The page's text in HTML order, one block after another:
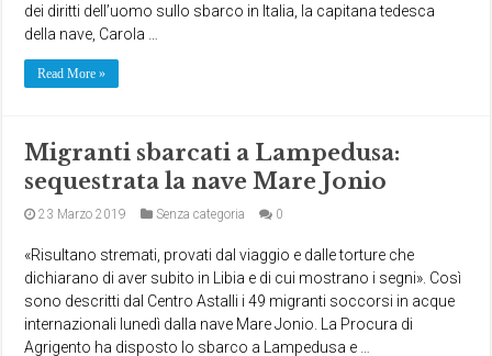
dei diritti dell’uomo sullo sbarco in Italia, la capitana tedesca
della nave, Carola …
Read More »
Migranti sbarcati a Lampedusa:
sequestrata la nave Mare Jonio
23 Marzo 2019 Senza categoria 0
«Risultano stremati, provati dal viaggio e dalle torture che
dichiarano di aver subito in Libia e di cui mostrano i segni». Così
sono descritti dal Centro Astalli i 49 migranti soccorsi in acque
internazionali lunedì dalla nave Mare Jonio. La Procura di
Agrigento ha disposto lo sbarco a Lampedusa e …